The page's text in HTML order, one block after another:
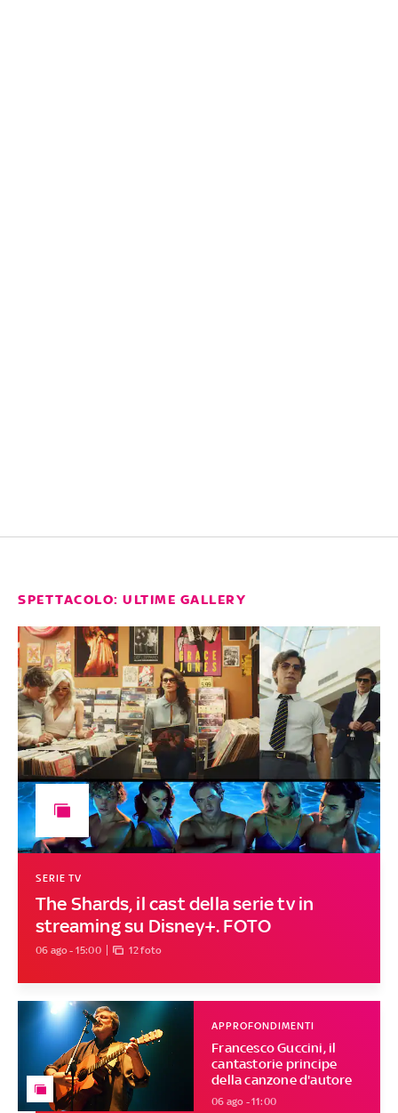
SPETTACOLO: ULTIME GALLERY
The Shards, il cast della serie tv in
streaming su Disney+. FOTO
SERIE TV
06 ago - 15:00 12 foto
Francesco Guccini, il
cantastorie principe
della canzone d'autore
APPROFONDIMENTI
06 ago - 11:00